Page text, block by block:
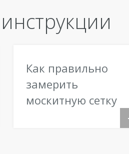
Как правильно
замерить
москитную сетку